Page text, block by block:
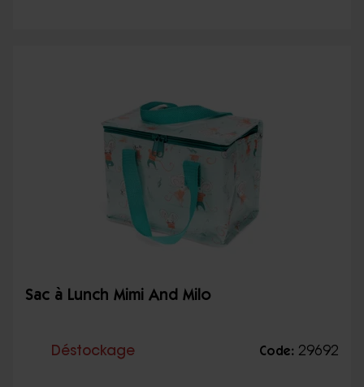
Sac à Lunch Mimi And Milo
Déstockage Code: 29692